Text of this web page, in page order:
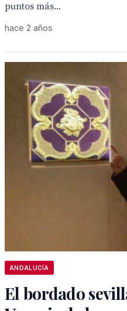
puntos más...
hace 2 años
ANDALUCÍA
El bordado